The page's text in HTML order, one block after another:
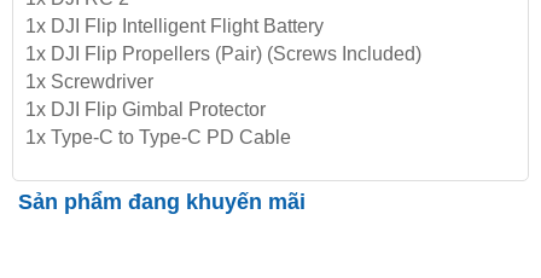
1x DJI Flip Intelligent Flight Battery
1x DJI Flip Propellers (Pair) (Screws Included)
1x Screwdriver
1x DJI Flip Gimbal Protector
1x Type-C to Type-C PD Cable
Sản phẩm đang khuyến mãi